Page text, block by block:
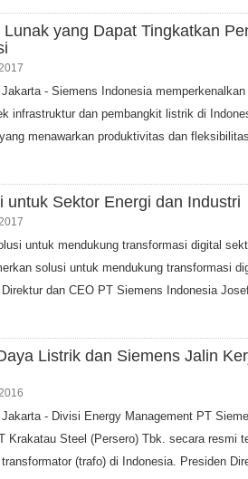
Lunak yang Dapat Tingkatkan
Jakarta - Siemens Indonesia
infrastruktur dan pembangkit listrik di
menawarkan produktivitas dan
untuk Sektor Energi dan Industri
untuk mendukung transformasi digital
solusi untuk mendukung transformasi
dan CEO PT Siemens Indonesia
Listrik dan Siemens Jalin
Jakarta - Divisi Energy Management PT
Krakatau Steel (Persero) Tbk. secara resmi
transformator (trafo) di Indonesia. Presiden